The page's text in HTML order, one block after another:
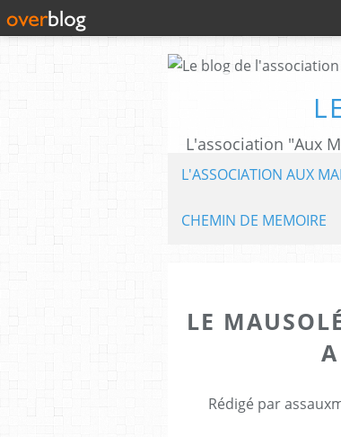
L'ASSOCIATION AUX
CHEMIN DE MEMOIRE
LE
Rédigé par